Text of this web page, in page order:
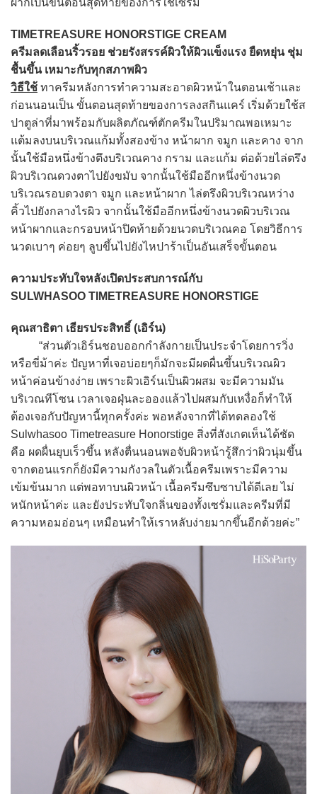
ผากเป็นขั้นตอนสุดท้ายของการใช้เซรั่ม
TIMETREASURE HONORSTIGE CREAM
ครีมลดเลือนริ้วรอย ช่วยรังสรรค์ผิวให้ผิวแข็งแรง ยืดหยุ่น ชุ่ม
ชื้นขึ้น เหมาะกับทุกสภาพผิว
วิธีใช้ ทาครีมหลังการทำความสะอาดผิวหน้าในตอนเช้าและ
ก่อนนอนเป็น ขั้นตอนสุดท้ายของการลงสกินแคร์ เริ่มด้วยใช้ส
ปาตูล่าที่มาพร้อมกับผลิตภัณฑ์ตักครีมในปริมาณพอเหมาะ
แต้มลงบนบริเวณแก้มทั้งสองข้าง หน้าผาก จมูก และคาง จาก
นั้นใช้มือหนึ่งข้างตึงบริเวณคาง กราม และแก้ม ต่อด้วยไล่ตรึง
ผิวบริเวณดวงตาไปยังขมับ จากนั้นใช้มืออีกหนึ่งข้างนวด
บริเวณรอบดวงตา จมูก และหน้าผาก ไล่ตรึงผิวบริเวณหว่าง
คิ้วไปยังกลางไรผิว จากนั้นใช้มืออีกหนึ่งข้างนวดผิวบริเวณ
หน้าผากและกรอบหน้าปิดท้ายด้วยนวดบริเวณคอ โดยวิธีการ
นวดเบาๆ ค่อยๆ ลูบขึ้นไปยังไหปาร้าเป็นอันเสร็จขั้นตอน
ความประทับใจหลังเปิดประสบการณ์กับ
SULWHASOO TIMETREASURE HONORSTIGE
คุณสาธิตา เธียรประสิทธิ์ (เอิร์น)
“ส่วนตัวเอิร์นชอบออกกำลังกายเป็นประจำโดยการวิ่ง
หรือขี่ม้าค่ะ ปัญหาที่เจอบ่อยๆก็มักจะมีผดผื่นขึ้นบริเวณผิว
หน้าค่อนข้างง่าย เพราะผิวเอิร์นเป็นผิวผสม จะมีความมัน
บริเวณทีโซน เวลาเจอฝุ่นละอองแล้วไปผสมกับเหงื่อก็ทำให้
ต้องเจอกับปัญหานี้ทุกครั้งค่ะ พอหลังจากที่ได้ทดลองใช้
Sulwhasoo Timetreasure Honorstige สิ่งที่สังเกตเห็นได้ชัด
คือ ผดผื่นยุบเร็วขึ้น หลังตื่นนอนพอจับผิวหน้ารู้สึกว่าผิวนุ่มขึ้น
จากตอนแรกก็ยังมีความกังวลในตัวเนื้อครีมเพราะมีความ
เข้มข้นมาก แต่พอทาบนผิวหน้า เนื้อครีมซึบซาบได้ดีเลย ไม่
หนักหน้าค่ะ และยังประทับใจกลิ่นของทั้งเซรั่มและครีมที่มี
ความหอมอ่อนๆ เหมือนทำให้เราหลับง่ายมากขึ้นอีกด้วยค่ะ”